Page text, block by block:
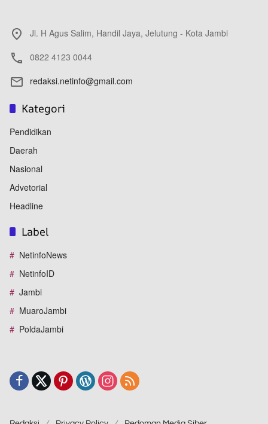
Jl. H Agus Salim, Handil Jaya, Jelutung - Kota Jambi
0822 4123 0044
redaksi.netinfo@gmail.com
Kategori
Pendidikan
Daerah
Nasional
Advetorial
Headline
Label
NetinfoNews
NetinfoID
Jambi
MuaroJambi
PoldaJambi